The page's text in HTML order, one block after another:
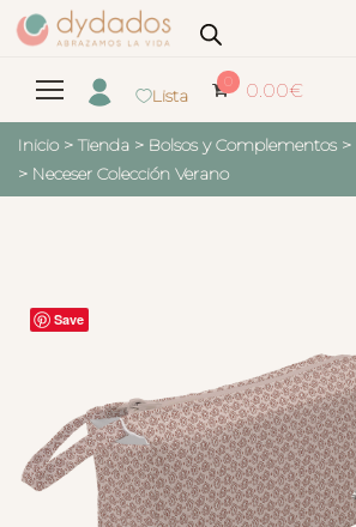
Lista
0 0.00€
Inicio > Tienda > Bolsos y Complementos >
> Neceser Colección Verano
Save